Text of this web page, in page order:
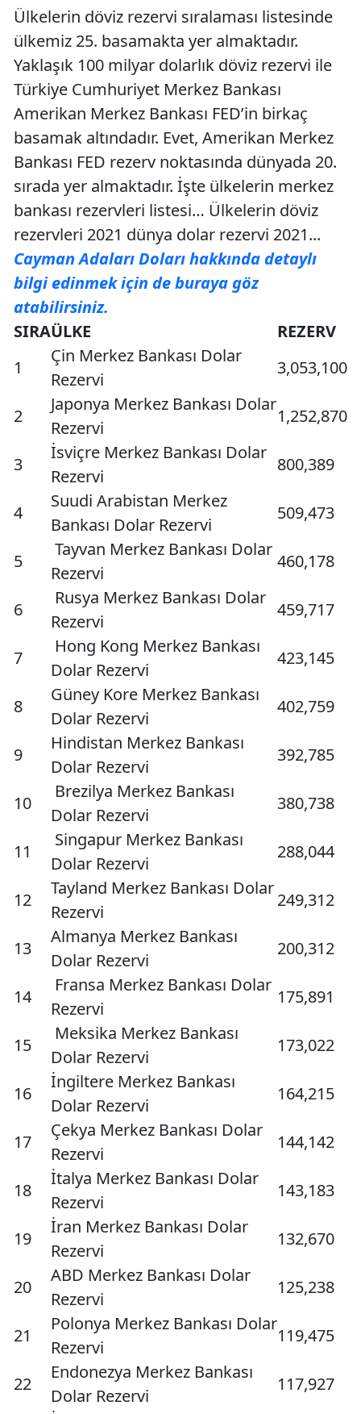
Ülkelerin döviz rezervi sıralaması listesinde
ülkemiz 25. basamakta yer almaktadır.
Yaklaşık 100 milyar dolarlık döviz rezervi ile
Türkiye Cumhuriyet Merkez Bankası
Amerikan Merkez Bankası FED’in birkaç
basamak altındadır. Evet, Amerikan Merkez
Bankası FED rezerv noktasında dünyada 20.
sırada yer almaktadır. İşte ülkelerin merkez
bankası rezervleri listesi… Ülkelerin döviz
rezervleri 2021 dünya dolar rezervi 2021...
Cayman Adaları Doları hakkında detaylı
bilgi edinmek için de buraya göz
atabilirsiniz.
SIRAÜLKE
REZERV
1
Çin Merkez Bankası Dolar
Rezervi
3,053,100
2
Japonya Merkez Bankası Dolar
Rezervi
1,252,870
3
İsviçre Merkez Bankası Dolar
Rezervi
800,389
4
Suudi Arabistan Merkez
Bankası Dolar Rezervi
509,473
5
Tayvan Merkez Bankası Dolar
Rezervi
460,178
6
Rusya Merkez Bankası Dolar
Rezervi
459,717
7
Hong Kong Merkez Bankası
Dolar Rezervi
423,145
8
Güney Kore Merkez Bankası
Dolar Rezervi
402,759
9
Hindistan Merkez Bankası
Dolar Rezervi
392,785
10
Brezilya Merkez Bankası
Dolar Rezervi
380,738
11
Singapur Merkez Bankası
Dolar Rezervi
288,044
12
Tayland Merkez Bankası Dolar
Rezervi
249,312
13
Almanya Merkez Bankası
Dolar Rezervi
200,312
14
Fransa Merkez Bankası Dolar
Rezervi
175,891
15
Meksika Merkez Bankası
Dolar Rezervi
173,022
16
İngiltere Merkez Bankası
Dolar Rezervi
164,215
17
Çekya Merkez Bankası Dolar
Rezervi
144,142
18
İtalya Merkez Bankası Dolar
Rezervi
143,183
19
İran Merkez Bankası Dolar
Rezervi
132,670
20
ABD Merkez Bankası Dolar
Rezervi
125,238
21
Polonya Merkez Bankası Dolar
Rezervi
119,475
22
Endonezya Merkez Bankası
Dolar Rezervi
117,927